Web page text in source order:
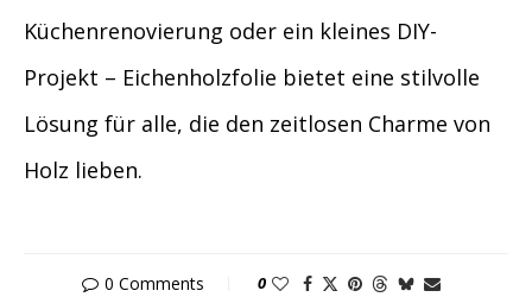
Küchenrenovierung oder ein kleines DIY-
Projekt – Eichenholzfolie bietet eine stilvolle
Lösung für alle, die den zeitlosen Charme von
Holz lieben.
0 Comments 0